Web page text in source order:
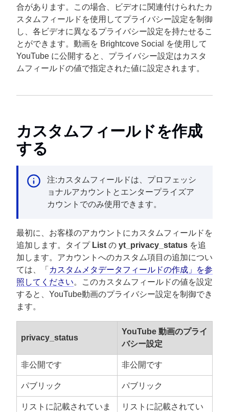
合があります。この場合、ビデオに関連付けられたカ
スタムフィールドを使用してプライバシー設定を制御
し、各ビデオに異なるプライバシー設定を持たせるこ
とができます。動画を Brightcove Social を使用して
YouTube に公開すると、プライバシー設定はカスタ
ムフィールドの値で指定された値に設定されます。
カスタムフィールドを作成
する
注:カスタムフィールドは、プロフェッシ
ョナルアカウントとエンタープライズア
カウントでのみ使用できます。
最初に、お客様のアカウントにカスタムフィールドを
追加します。タイプ List の yt_privacy_status を追
加します。アカウントへのカスタム項目の追加につい
ては、「 カスタムメタデータフィールドの作成」を参
照してください。このカスタムフィールドの値を設定
すると、YouTube動画のプライバシー設定を制御でき
ます。
privacy_status
YouTube 動画のプライ
バシー設定
非公開です 非公開です
パブリック パブリック
リストに記載されていま
リストに記載されてい